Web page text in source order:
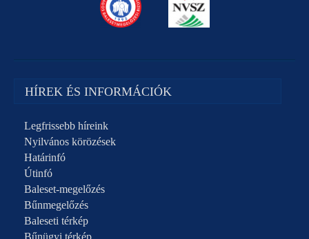
HÍREK ÉS INFORMÁCIÓK
Legfrissebb híreink
Nyilvános körözések
Határinfó
Útinfó
Baleset-megelőzés
Bűnmegelőzés
Baleseti térkép
Bűnügyi térkép